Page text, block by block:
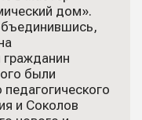
дом».
были
и Соколов